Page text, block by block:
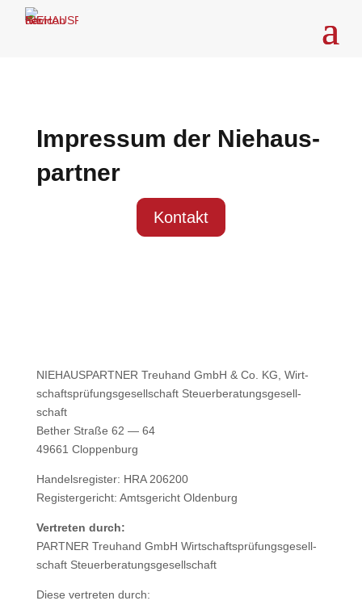
Impres­sum der Nie­haus­
part­ner
Kon­takt
NIEHAUSPARTNER Treu­hand GmbH & Co. KG, Wirt­
schafts­prü­fungs­ge­sell­schaft Steu­er­be­ra­tungs­ge­sell­
schaft
Bether Stra­ße 62 — 64
49661 Clop­pen­burg
Han­dels­re­gis­ter: HRA 206200
Regis­ter­ge­richt: Amts­ge­richt Olden­burg
Ver­tre­ten durch:
PARTNER Treu­hand GmbH Wirt­schafts­prü­fungs­ge­sell­
schaft Steu­er­be­ra­tungs­ge­sell­schaft
Die­se ver­tre­ten durch: